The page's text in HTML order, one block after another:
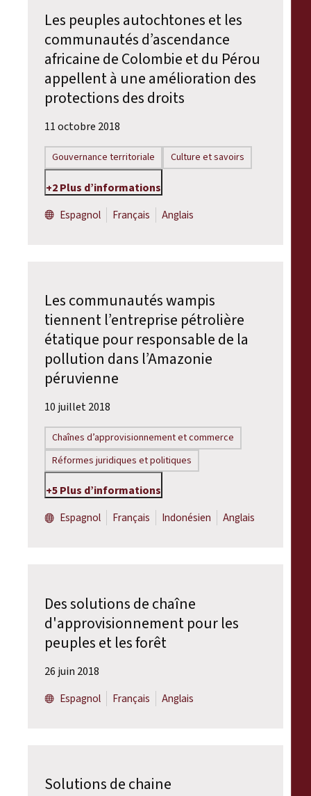
Les peuples autochtones et les
communautés d’ascendance
africaine de Colombie et du Pérou
appellent à une amélioration des
protections des droits
11 octobre 2018
Gouvernance territoriale Culture et savoirs
+2 Plus d’informations
Espagnol
Français Anglais
Les communautés wampis
tiennent l’entreprise pétrolière
étatique pour responsable de la
pollution dans l’Amazonie
péruvienne
10 juillet 2018
Chaînes d’approvisionnement et commerce
Réformes juridiques et politiques
+5 Plus d’informations
Espagnol
Français Indonésien Anglais
Des solutions de chaîne
d'approvisionnement pour les
peuples et les forêt
26 juin 2018
Espagnol
Français Anglais
Solutions de chaine